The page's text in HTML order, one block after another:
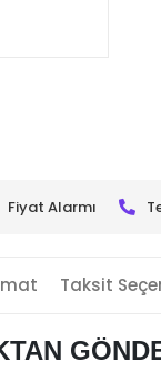
Fiyat Alarmı
Taksit